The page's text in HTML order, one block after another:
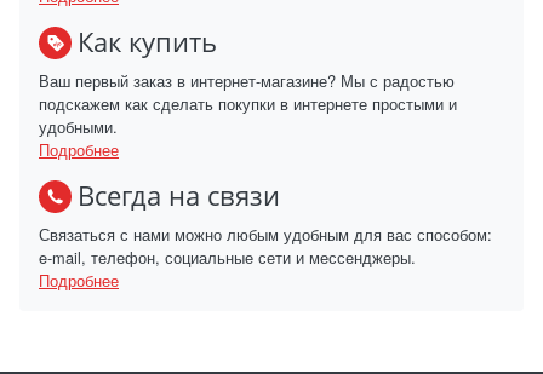
Как купить
Ваш первый заказ в интернет-магазине? Мы с радостью
подскажем как сделать покупки в интернете простыми и
удобными.
Подробнее
Всегда на связи
Связаться с нами можно любым удобным для вас способом:
e-mail, телефон, социальные сети и мессенджеры.
Подробнее